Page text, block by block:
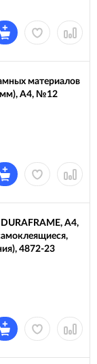
материалов
А4, №12
А4,
4872-23